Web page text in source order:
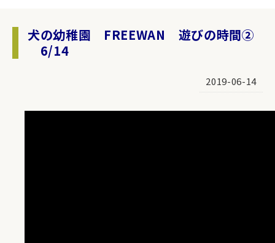
犬の幼稚園 FREEWAN 遊びの時間②
6/14
2019-06-14